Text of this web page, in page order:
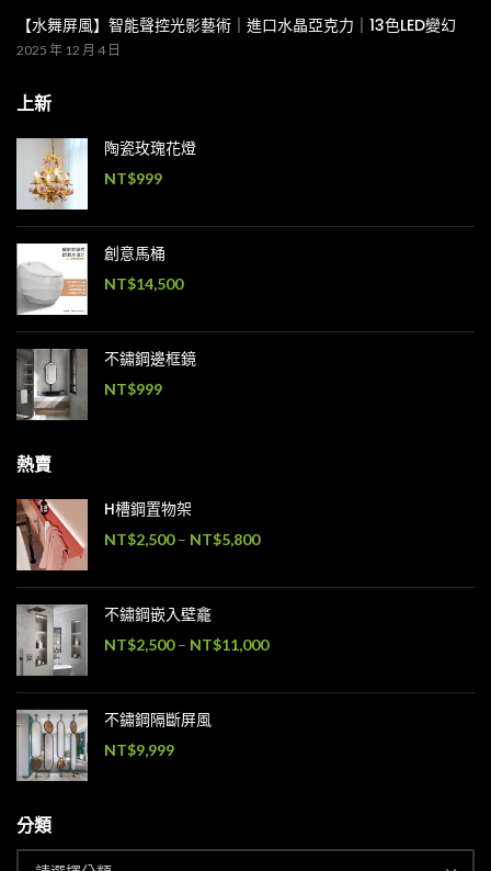
【水舞屏風】智能聲控光影藝術｜進口水晶亞克力｜13色LED變幻
2025 年 12 月 4 日
上新
陶瓷玫瑰花燈
NT$999
創意馬桶
NT$14,500
不鏽鋼邊框鏡
NT$999
熱賣
H槽鋼置物架
NT$2,500 – NT$5,800
不鏽鋼嵌入壁龕
NT$2,500 – NT$11,000
不鏽鋼隔斷屏風
NT$9,999
分類